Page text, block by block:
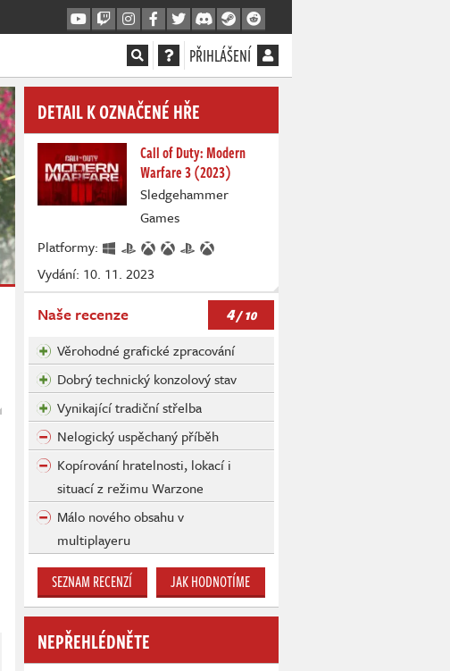
PŘIHLÁŠENÍ
DETAIL K OZNAČENÉ HŘE
Call of Duty: Modern
Warfare 3 (2023)
Sledgehammer
Games
Platformy:
Vydání: 10. 11. 2023
Naše recenze 4/ 10
Věrohodné grafické zpracování
Dobrý technický konzolový stav
Vynikající tradiční střelba
Nelogický uspěchaný příběh
Kopírování hratelnosti, lokací i
situací z režimu Warzone
Málo nového obsahu v
multiplayeru
SEZNAM RECENZÍ JAK HODNOTÍME
NEPŘEHLÉDNĚTE